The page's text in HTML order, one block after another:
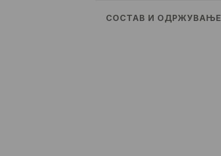
СОСТАВ И ОДРЖУВАЊЕ